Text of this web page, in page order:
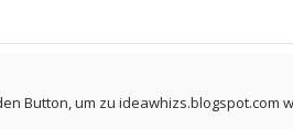
Button, um zu ideawhizs.blogspot.com